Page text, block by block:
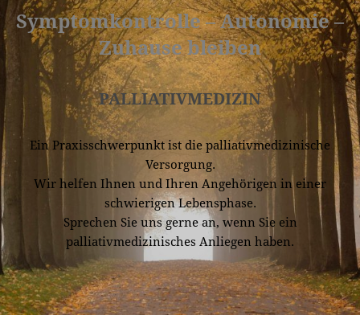
Symptomkontrolle – Autonomie –
Zuhause bleiben
PALLIATIVMEDIZIN
Ein Praxisschwerpunkt ist die palliativmedizinische
Versorgung.
Wir helfen Ihnen und Ihren Angehörigen in einer
schwierigen Lebensphase.
Sprechen Sie uns gerne an, wenn Sie ein
palliativmedizinisches Anliegen haben.